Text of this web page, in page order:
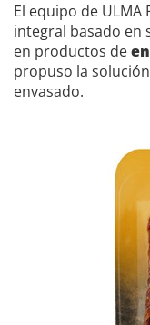
El equipo de
integral basado en
en productos de
propuso la
envasado.